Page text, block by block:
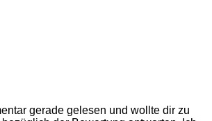
gerade gelesen und wollte dir zu